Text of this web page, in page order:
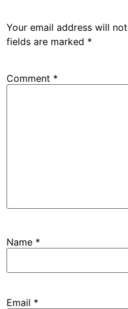
Your email address will
fields are marked *
Comment *
Name *
Email *